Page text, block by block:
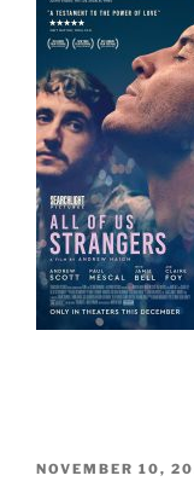
PUBLICERAT
NOVEMBER 10,